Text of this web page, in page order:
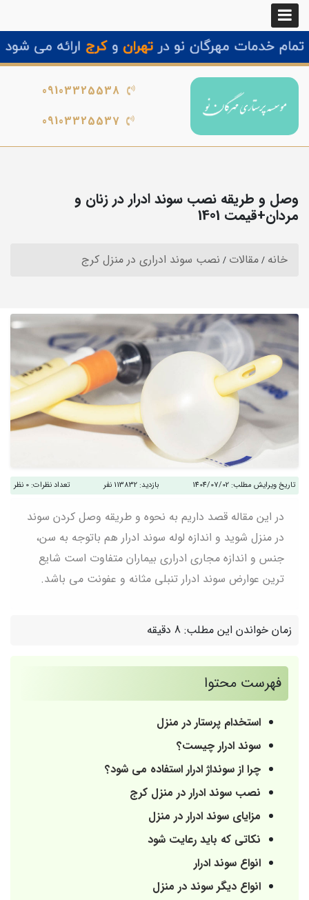
09103325538
09103325537
وصل و طریقه نصب سوند ادرار در زنان و
مردان+قیمت 1401
خانه مقالات نصب سوند ادراری در منزل کرج
تاریخ ویرایش مطلب: 1404/07/02 بازدید: 113832 نفر تعداد نظرات: 0 نظر
در این مقاله قصد داریم به نحوه و طریقه وصل کردن سوند
در منزل شوید و اندازه لوله سوند ادرار هم باتوجه به سن،
جنس و اندازه مجاری ادراری بیماران متفاوت است شایع
ترین عوارض سوند ادرار تنبلی مثانه و عفونت می باشد.
زمان خواندن این مطلب: 8 دقیقه
فهرست محتوا
استخدام پرستار در منزل
سوند ادرار چیست؟
چرا از سونداژ ادرار استفاده می شود؟
نصب سوند ادرار در منزل کرج
مزایای سوند ادرار در منزل
نکاتی که باید رعایت شود
انواع سوند ادرار
انواع دیگر سوند در منزل